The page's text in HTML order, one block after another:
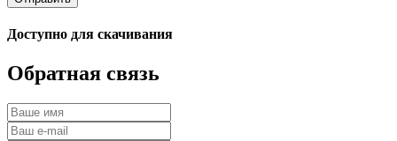
Доступно для скачивания
Обратная связь